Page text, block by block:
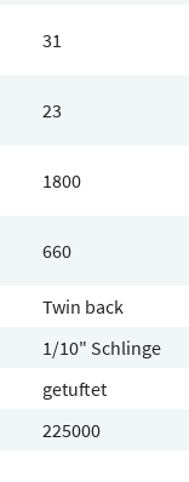
31
23
1800
660
Twin back
1/10" Schlinge
getuftet
225000